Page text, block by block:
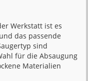
Werkstatt ist es
das passende
sind
für die Absaugung
Materialien